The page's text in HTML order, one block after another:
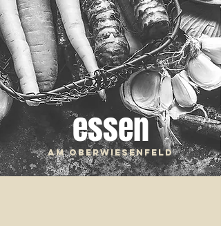
essen
amOberwiesenfeld